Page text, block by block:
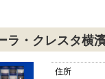
ラ・クレスタ横
住所